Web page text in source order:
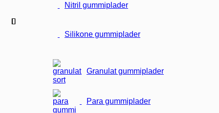
Nitril gummiplader
Silikone gummiplader
Granulat gummiplader
Para gummiplader